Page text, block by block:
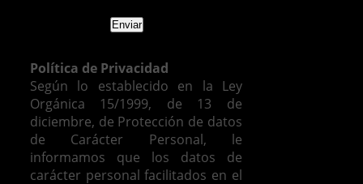
Política de Privacidad
Según lo establecido en la Ley
Orgánica 15/1999, de 13 de
diciembre, de Protección de datos
de Carácter Personal, le
informamos que los datos de
carácter personal facilitados en el